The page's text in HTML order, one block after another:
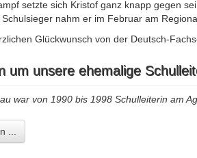
setzte sich Kristof ganz knapp gegen
Schulsieger nahm er im Februar am
Glückwunsch von der Deutsch-
um unsere ehemalige
war von 1990 bis 1998 Schulleiterin am
...